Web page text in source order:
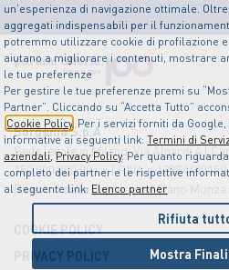
un’esperienza di navigazione ottimale.
aggregati indispensabili per il
potremmo utilizzare cookie di profilazione
aiutano a migliorare i contenuti, mostrare
le tue preferenze
Per gestire le tue preferenze premi su
Partner”. Cliccando su “Accetta Tutto”
Cookie Policy. Per i servizi forniti da
informative ai seguenti link:Termini di
aziendali,Privacy Policy. Per quanto
completo dei partner e le rispettive
al seguente link: Elenco partner
Rifiuta
Mostra
Sorgenia S.p.A
Sede legale in Milano, Via Algardi 4 |
150.000.000,00 i.v. | P.IVA
Registro delle Imprese di Milano Monza
COOKIE POLICY
PRIVACY POLICY